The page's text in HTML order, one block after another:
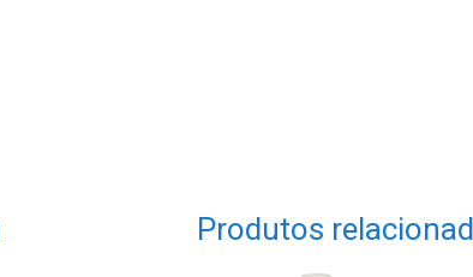
Produtos